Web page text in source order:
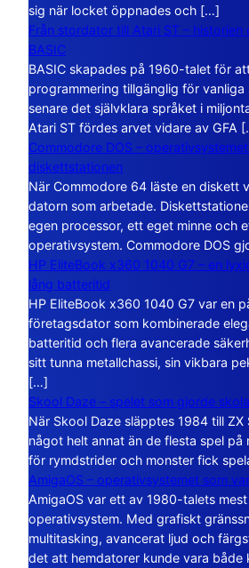
sig när locket öppnades och […]
Från stordator till Atari ST – historien
BASIC
BASIC skapades på 1960-talet för
programmering tillgänglig för
senare det självklara språket i
Atari ST fördes arvet vidare av GFA
Commodore DOS –
diskettstationen
När Commodore 64 läste en diskett
datorn som arbetade.
egen processor, ett eget minne och
operativsystem. Commodore DOS
HP EliteBook x360 1040 G7 – en
lång batteritid
HP EliteBook x360 1040 G7 var en
företagsdator som kombinerade
batteritid och flera avancerade
sitt tunna metallchassi, sin vikbara
[…]
Skool Daze – spelet som gjorde
När Skool Daze släpptes 1984 till
något helt annat än de flesta spel på
för rymdstrider och monster fick
AmigaOS – operativsystemet som
AmigaOS var ett av 1980-talets
operativsystem. Med grafiskt
multitasking, avancerat ljud och
det att hemdatorer kunde vara både